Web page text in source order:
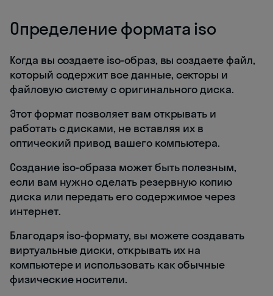
Определение формата iso
Когда вы создаете iso-образ, вы создаете файл,
который содержит все данные, секторы и
файловую систему с оригинального диска.
Этот формат позволяет вам открывать и
работать с дисками, не вставляя их в
оптический привод вашего компьютера.
Создание iso-образа может быть полезным,
если вам нужно сделать резервную копию
диска или передать его содержимое через
интернет.
Благодаря iso-формату, вы можете создавать
виртуальные диски, открывать их на
компьютере и использовать как обычные
физические носители.